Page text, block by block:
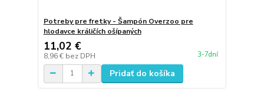
Potreby pre fretky - Šampón Overzoo pre
hlodavce králičích ošípaných
11,02 €
8,96 € bez DPH 3-7dní
Pridať do košíka